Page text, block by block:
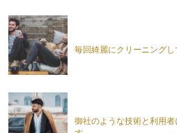
毎回綺麗にクリーニング
御社のような技術と利用